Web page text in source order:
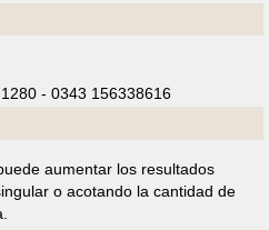
- 0343 156338616
aumentar los resultados
o acotando la cantidad de